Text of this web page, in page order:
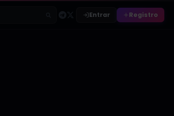
Entrar Registro